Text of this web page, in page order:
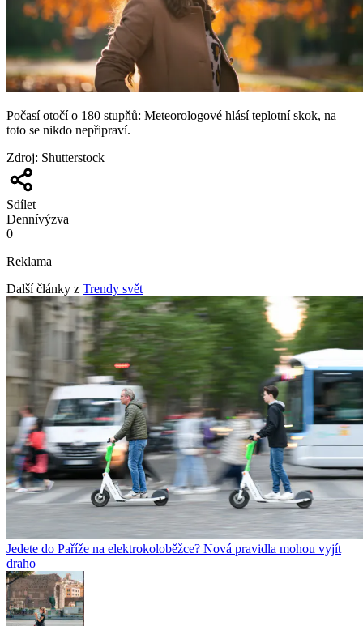
Počasí otočí o 180 stupňů: Meteorologové hlásí teplotní skok, na
toto se nikdo nepřipraví.
Zdroj: Shutterstock
Sdílet
Dennívýzva
0
Reklama
Další články z Trendy svět
Jedete do Paříže na elektrokoloběžce? Nová pravidla mohou vyjít
draho